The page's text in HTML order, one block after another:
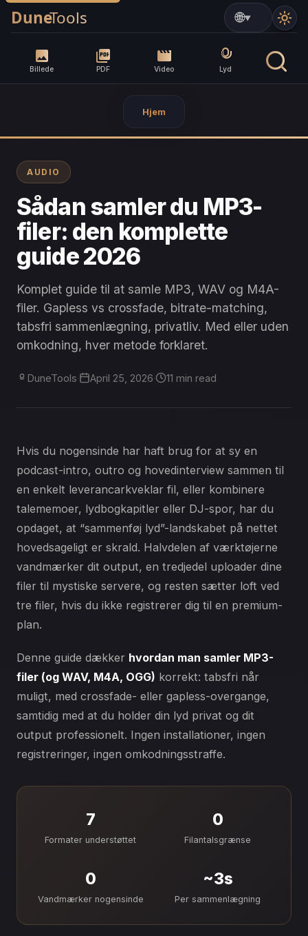
Billede PDF Video Lyd
▼
Hjem
AUDIO
Sådan samler du MP3-
filer: den komplette
guide 2026
Komplet guide til at samle MP3, WAV og M4A-
filer. Gapless vs crossfade, bitrate-matching,
tabsfri sammenlægning, privatliv. Med eller uden
omkodning, hver metode forklaret.
DuneTools· April 25, 2026· 11 min read
Hvis du nogensinde har haft brug for at sy en
podcast-intro, outro og hovedinterview sammen til
en enkelt leverancarkveklar fil, eller kombinere
talememoer, lydbogkapitler eller DJ-spor, har du
opdaget, at “sammenføj lyd”-landskabet på nettet
hovedsageligt er skrald. Halvdelen af værktøjerne
vandmærker dit output, en tredjedel uploader dine
filer til mystiske servere, og resten sætter loft ved
tre filer, hvis du ikke registrerer dig til en premium-
plan.
Denne guide dækker hvordan man samler MP3-
filer (og WAV, M4A, OGG) korrekt: tabsfri når
muligt, med crossfade- eller gapless-overgange,
samtidig med at du holder din lyd privat og dit
output professionelt. Ingen installationer, ingen
registreringer, ingen omkodningsstraffe.
7
Formater understøttet
0
Filantalsgrænse
0
Vandmærker nogensinde
~3s
Per sammenlægning